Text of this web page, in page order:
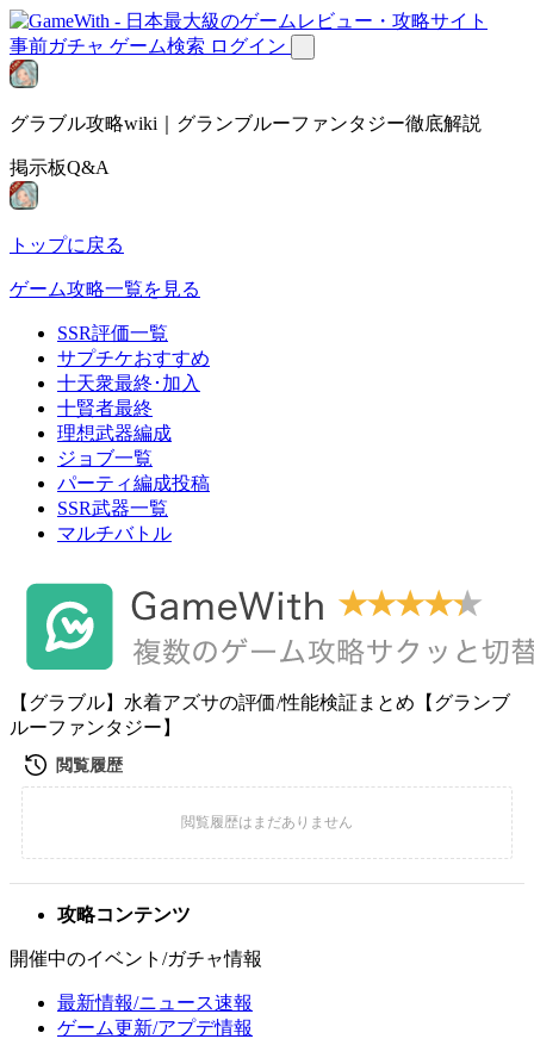
事前ガチャ ゲーム検索 ログイン
グラブル攻略wiki｜グランブルーファンタジー徹底解説
掲示板Q&A
トップに戻る
ゲーム攻略一覧を見る
SSR評価一覧
サプチケおすすめ
十天衆最終･加入
十賢者最終
理想武器編成
ジョブ一覧
パーティ編成投稿
SSR武器一覧
マルチバトル
【グラブル】水着アズサの評価/性能検証まとめ【グランブ
ルーファンタジー】
攻略コンテンツ
開催中のイベント/ガチャ情報
最新情報/ニュース速報
ゲーム更新/アプデ情報